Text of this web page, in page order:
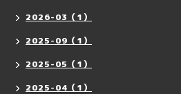
2026-03（1）
2025-09（1）
2025-05（1）
2025-04（1）